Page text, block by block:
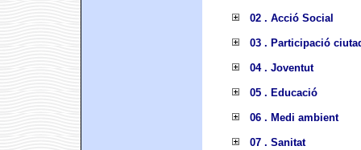
02 . Acció Social
03 . Participació
04 . Joventut
05 . Educació
06 . Medi ambient
07 . Sanitat